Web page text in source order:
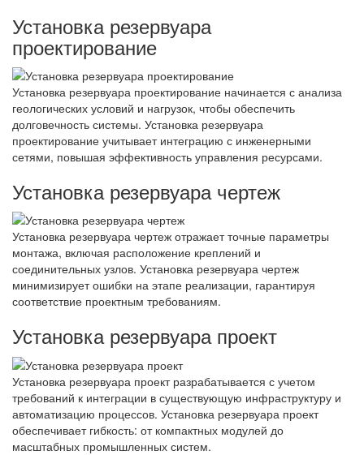
Установка резервуара
проектирование
Установка резервуара проектирование начинается с анализа
геологических условий и нагрузок, чтобы обеспечить
долговечность системы. Установка резервуара
проектирование учитывает интеграцию с инженерными
сетями, повышая эффективность управления ресурсами.
Установка резервуара чертеж
Установка резервуара чертеж отражает точные параметры
монтажа, включая расположение креплений и
соединительных узлов. Установка резервуара чертеж
минимизирует ошибки на этапе реализации, гарантируя
соответствие проектным требованиям.
Установка резервуара проект
Установка резервуара проект разрабатывается с учетом
требований к интеграции в существующую инфраструктуру и
автоматизацию процессов. Установка резервуара проект
обеспечивает гибкость: от компактных модулей до
масштабных промышленных систем.